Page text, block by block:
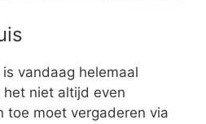
vandaag helemaal
niet altijd even
toe moet vergaderen via